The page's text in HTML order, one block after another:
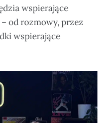
wspierające
od rozmowy, przez
wspierające